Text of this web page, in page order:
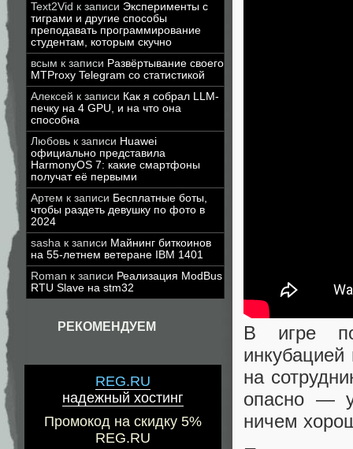
Text2Vid к записи Эксперименты с
тиграми и другие способы
преподавать программирование
студентам, которым скучно
всым к записи Развёртывание своего
MTProxy Telegram со статистикой
Алексей к записи Как я собрал LLM-
печку на 4 GPU, и на что она
способна
Любовь к записи Huawei
официально представила
HarmonyOS 7: какие смартфоны
получат её первыми
Артем к записи Бесплатные боты,
чтобы раздеть девушку по фото в
2024
sasha к записи Майнинг биткоинов
на 55-летнем ветеране IBM 1401
Roman к записи Реализация ModBus
RTU Slave на stm32
РЕКОМЕНДУЕМ
REG.RU
надежный хостинг
Промокод на скидку 5%
REG.RU
В игре
на
опасно —
ничем